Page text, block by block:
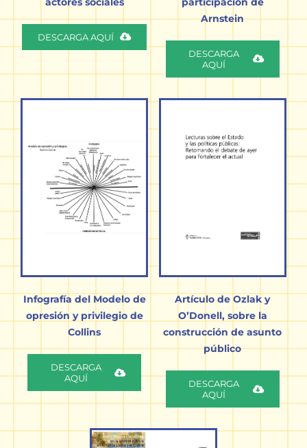
DESCARGA AQUÍ
Arnstein
DESCARGA
AQUÍ
Infografía del Modelo de
opresión y privilegio de
Collins
DESCARGA
AQUÍ
Artículo de Ozlak y
O’Donell, sobre la
construcción de asunto
público
DESCARGA
AQUÍ